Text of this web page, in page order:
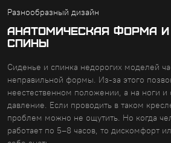
Разнообразный дизайн
Анатомическая форма
спины
Сиденье и спинка недорогих моделей
неправильной формы. Из-за этого
неестественном положении, а на ноги и
давление. Если проводить в таком
проблем можно не ощутить. Но когда
работает по 5–8 часов, то дискомфорт